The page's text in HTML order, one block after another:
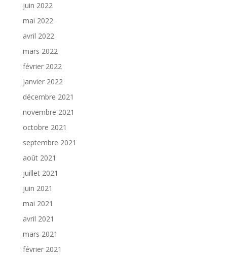
juin 2022
mai 2022
avril 2022
mars 2022
février 2022
janvier 2022
décembre 2021
novembre 2021
octobre 2021
septembre 2021
août 2021
juillet 2021
juin 2021
mai 2021
avril 2021
mars 2021
février 2021